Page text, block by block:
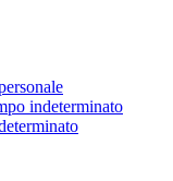
indeterminato